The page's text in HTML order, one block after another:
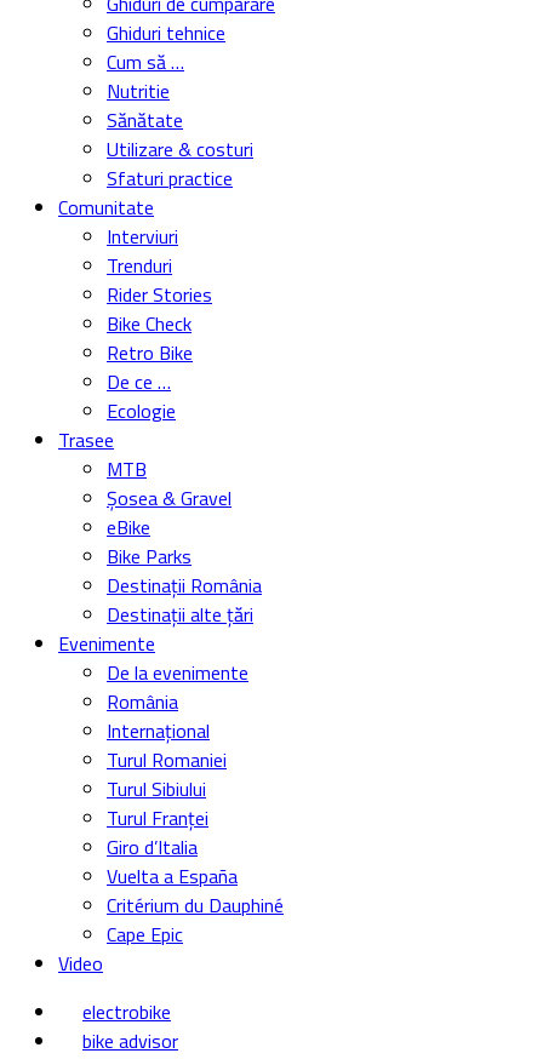
Ghiduri tehnice
Cum să …
Nutritie
Sănătate
Utilizare & costuri
Sfaturi practice
Comunitate
Interviuri
Trenduri
Rider Stories
Bike Check
Retro Bike
De ce …
Ecologie
Trasee
MTB
Șosea & Gravel
eBike
Bike Parks
Destinații România
Destinații alte țări
Evenimente
De la evenimente
România
Internațional
Turul Romaniei
Turul Sibiului
Turul Franței
Giro d’Italia
Vuelta a España
Critérium du Dauphiné
Cape Epic
Video
electrobike
bike advisor